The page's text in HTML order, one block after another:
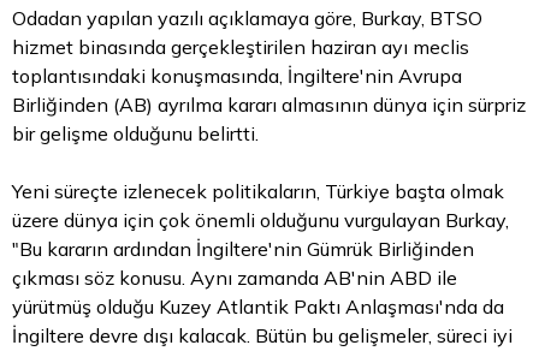
Odadan yapılan yazılı açıklamaya göre, Burkay, BTSO
hizmet binasında gerçekleştirilen haziran ayı meclis
toplantısındaki konuşmasında, İngiltere'nin Avrupa
Birliğinden (AB) ayrılma kararı almasının dünya için sürpriz
bir gelişme olduğunu belirtti.
Yeni süreçte izlenecek politikaların, Türkiye başta olmak
üzere dünya için çok önemli olduğunu vurgulayan Burkay,
"Bu kararın ardından İngiltere'nin Gümrük Birliğinden
çıkması söz konusu. Aynı zamanda AB'nin ABD ile
yürütmüş olduğu Kuzey Atlantik Paktı Anlaşması'nda da
İngiltere devre dışı kalacak. Bütün bu gelişmeler, süreci iyi